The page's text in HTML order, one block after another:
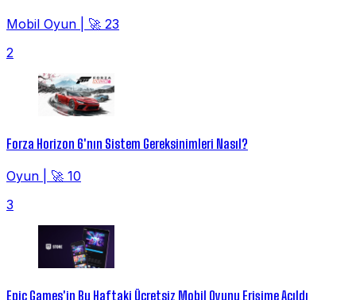
Mobil Oyun
🚀 23
2
Forza Horizon 6'nın Sistem Gereksinimleri Nasıl?
Oyun
🚀 10
3
Epic Games'in Bu Haftaki Ücretsiz Mobil Oyunu Erişime Açıldı